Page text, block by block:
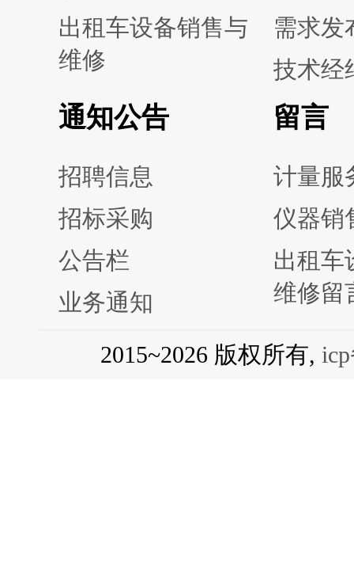
出租车设备销售与
维修
需求发
技术经
通知公告
招聘信息
招标采购
公告栏
业务通知
留言
计量服
仪器销
出租车
维修留
2015~2026 版权所有,